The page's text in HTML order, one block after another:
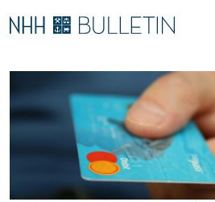
Ø
K
O
N
M
O
V
E
D
E
Ø
I
E
Stipendiater og nye forskerprofiler
Disputaser
Ekspertutvalg
Om Bulletin